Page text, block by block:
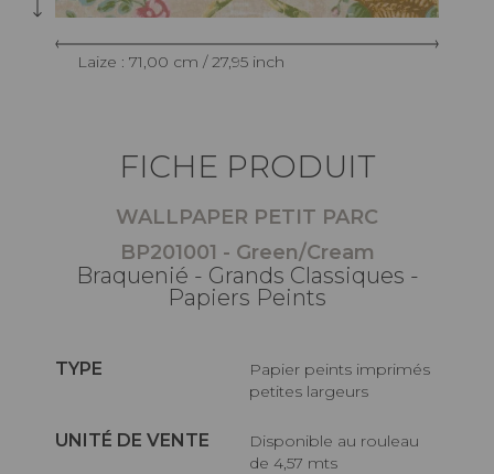
Laize : 71,00 cm / 27,95 inch
FICHE PRODUIT
WALLPAPER PETIT PARC
BP201001 - Green/Cream
Braquenié - Grands Classiques -
Papiers Peints
TYPE
Papier peints imprimés
petites largeurs
UNITÉ DE VENTE
Disponible au rouleau
de 4,57 mts